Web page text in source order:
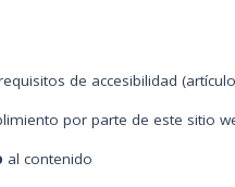
de accesibilidad
por parte de este sitio
al contenido